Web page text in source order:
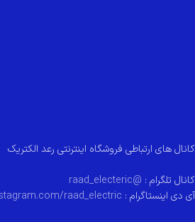
کانال های ارتباطی فروشگاه اینترنتی رعد الکتریک
کانال تلگرام : @raad_electeric
آی دی اینستاگرام : raad_electric